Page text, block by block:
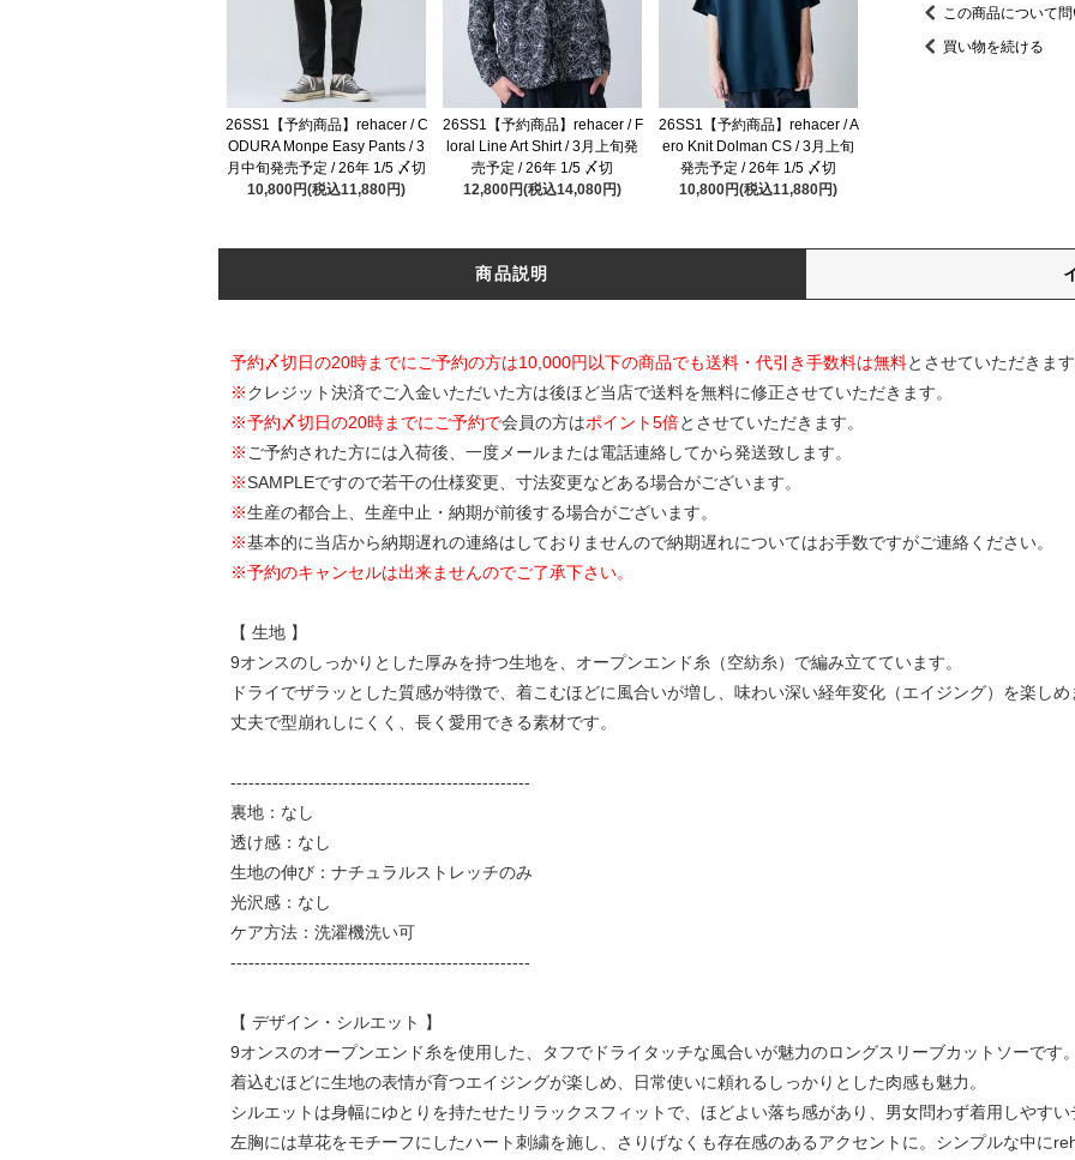
26SS1【予約商品】rehacer / C
ODURA Monpe Easy Pants / 3
月中旬発売予定 / 26年 1/5 〆切
10,800円(税込11,880円)
26SS1【予約商品】rehacer / F
loral Line Art Shirt / 3月上旬発
売予定 / 26年 1/5 〆切
12,800円(税込14,080円)
26SS1【予約商品】rehacer / A
ero Knit Dolman CS / 3月上旬
発売予定 / 26年 1/5 〆切
10,800円(税込11,880円)
この商品について
買い物を続ける
商品説明
予約〆切日の20時までにご予約の方は10,000円以下の商品でも送料・代引き手数料は無料とさせていただきます
※クレジット決済でご入金いただいた方は後ほど当店で送料を無料に修正させていただきます。
※予約〆切日の20時までにご予約で会員の方はポイント5倍とさせていただきます。
※ ご予約された方には入荷後、一度メールまたは電話連絡してから発送致します。
※SAMPLEですので若干の仕様変更、寸法変更などある場合がございます。
※生産の都合上、生産中止・納期が前後する場合がございます。
※基本的に当店から納期遅れの連絡はしておりませんので納期遅れについてはお手数ですがご連絡ください。
※予約のキャンセルは出来ませんのでご了承下さい。
【 生地 】
9オンスのしっかりとした厚みを持つ生地を、オープンエンド糸（空紡糸）で編み立てています。
ドライでザラッとした質感が特徴で、着こむほどに風合いが増し、味わい深い経年変化（エイジング）を楽しめ
丈夫で型崩れしにくく、長く愛用できる素材です。
--------------------------------------------------
裏地：なし
透け感：なし
生地の伸び：ナチュラルストレッチのみ
光沢感：なし
ケア方法：洗濯機洗い可
--------------------------------------------------
【 デザイン・シルエット 】
9オンスのオープンエンド糸を使用した、タフでドライタッチな風合いが魅力のロングスリーブカットソーです。
着込むほどに生地の表情が育つエイジングが楽しめ、日常使いに頼れるしっかりとした肉感も魅力。
シルエットは身幅にゆとりを持たせたリラックスフィットで、ほどよい落ち感があり、男女問わず着用しやすい
左胸には草花をモチーフにしたハート刺繍を施し、さりげなくも存在感のあるアクセントに。シンプルな中に